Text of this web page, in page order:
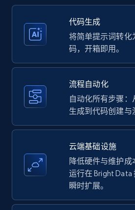
Amazon products - Collects
Title, Seller name, Brand,
price, Currency, Availability,
Amazon products - find
upc numbers
代码生成
将简单提示词转化
码，开箱即用。
流程自动化
自动化所有步骤：
生成到代码创建与
云端基础设施
降低硬件与维护
运行在 Bright
瞬时扩展。